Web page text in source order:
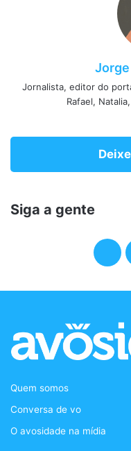
Jornalista, editor do
Rafael,
Siga a gente
F
e
b
Quem somos
Conversa de vo
O avosidade na mídia